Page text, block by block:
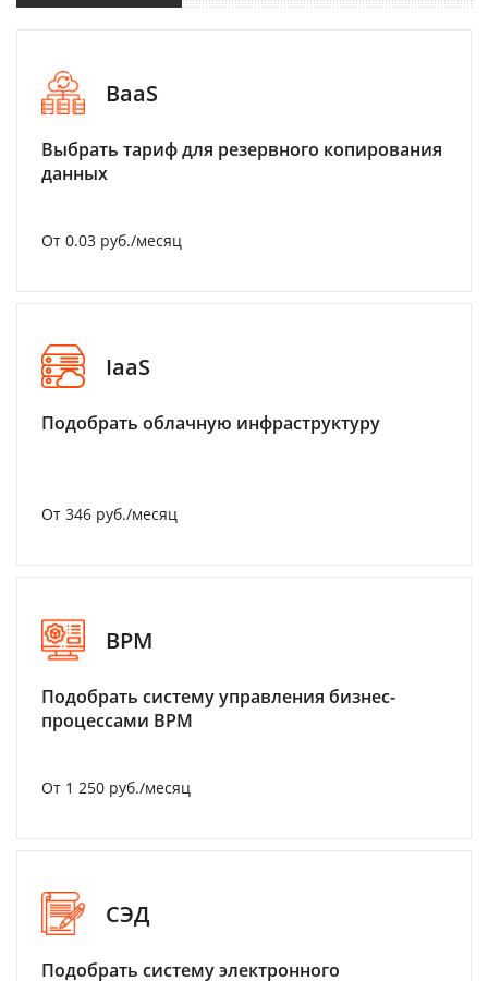
BaaS
Выбрать тариф для резервного копирования
данных
От 0.03 руб./месяц
IaaS
Подобрать облачную инфраструктуру
От 346 руб./месяц
BPM
Подобрать систему управления бизнес-
процессами BPM
От 1 250 руб./месяц
СЭД
Подобрать систему электронного